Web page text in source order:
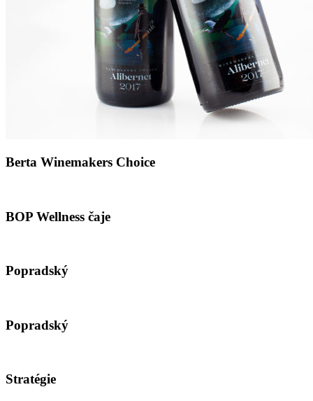
Berta Winemakers Choice
BOP Wellness čaje
Popradský
Popradský
Stratégie